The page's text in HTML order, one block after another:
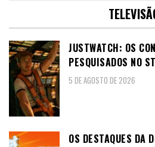
JUSTWATCH: OS
PESQUISADOS NO
5 DE AGOSTO DE 2026
OS DESTAQUES DA